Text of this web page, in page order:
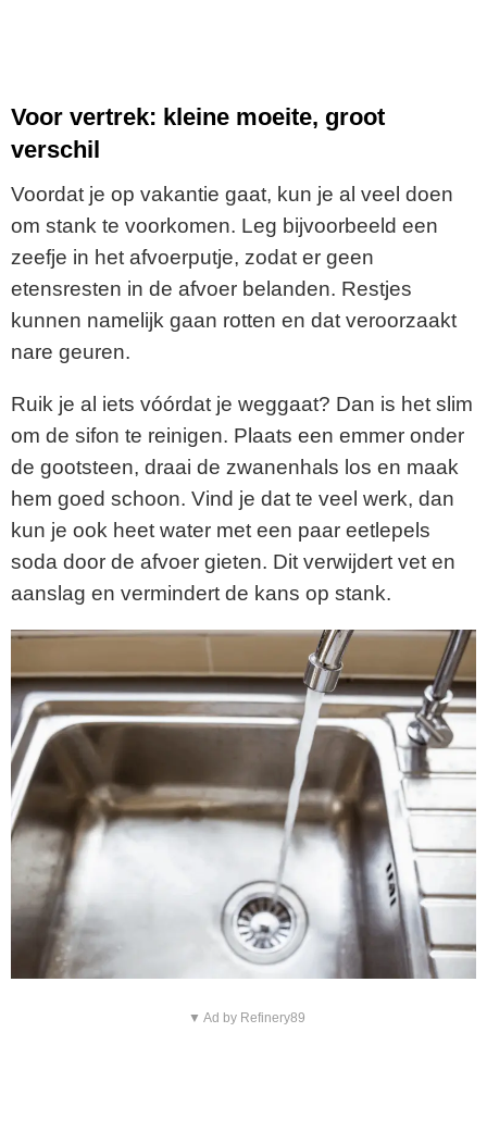
Voor vertrek: kleine moeite, groot
verschil
Voordat je op vakantie gaat, kun je al veel doen
om stank te voorkomen. Leg bijvoorbeeld een
zeefje in het afvoerputje, zodat er geen
etensresten in de afvoer belanden. Restjes
kunnen namelijk gaan rotten en dat veroorzaakt
nare geuren.
Ruik je al iets vóórdat je weggaat? Dan is het slim
om de sifon te reinigen. Plaats een emmer onder
de gootsteen, draai de zwanenhals los en maak
hem goed schoon. Vind je dat te veel werk, dan
kun je ook heet water met een paar eetlepels
soda door de afvoer gieten. Dit verwijdert vet en
aanslag en vermindert de kans op stank.
▼ Ad by Refinery89